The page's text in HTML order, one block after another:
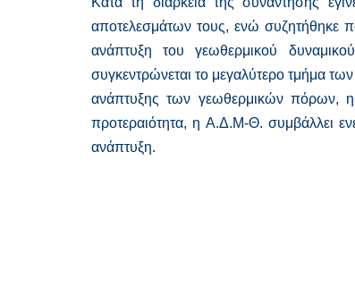
αποτελεσμάτων τους, ενώ συζητήθηκε
ανάπτυξη του γεωθερμικού
συγκεντρώνεται το μεγαλύτερο τμήμα
ανάπτυξης των γεωθερμικών πόρων, η
προτεραιότητα, η Α.Δ.Μ-Θ. συμβάλλει
ανάπτυξη.